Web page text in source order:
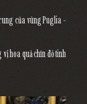
của vùng Puglia -
hoa quả chín đỏ tinh